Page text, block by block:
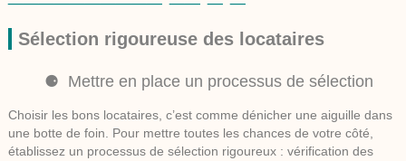
Sélection rigoureuse des locataires
Mettre en place un processus de sélection
Choisir les bons locataires, c’est comme dénicher une aiguille dans
une botte de foin. Pour mettre toutes les chances de votre côté,
établissez un processus de sélection rigoureux : vérification des